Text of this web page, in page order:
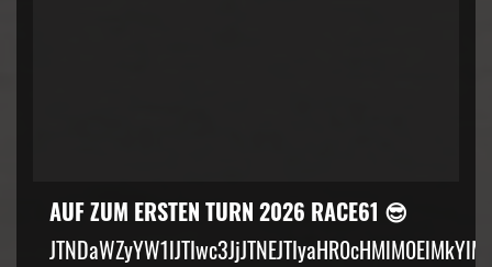
AUF ZUM ERSTEN TURN 2026 RACE61 😎